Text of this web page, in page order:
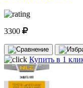
3300
Купить в 1